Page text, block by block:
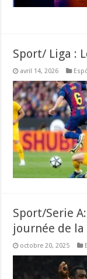
Sport/ Liga :
avril 14, 2026
Sport/Serie
journée de la
octobre 20, 2025